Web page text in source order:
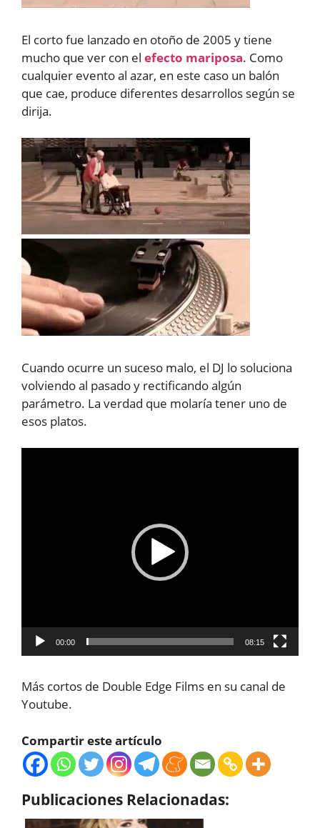
El corto fue lanzado en otoño de 2005 y tiene
mucho que ver con el efecto mariposa. Como
cualquier evento al azar, en este caso un balón
que cae, produce diferentes desarrollos según se
dirija.
Cuando ocurre un suceso malo, el DJ lo soluciona
volviendo al pasado y rectificando algún
parámetro. La verdad que molaría tener uno de
esos platos.
00:00 08:15
Más cortos de Double Edge Films en su canal de
Youtube.
Compartir este artículo
Publicaciones Relacionadas: